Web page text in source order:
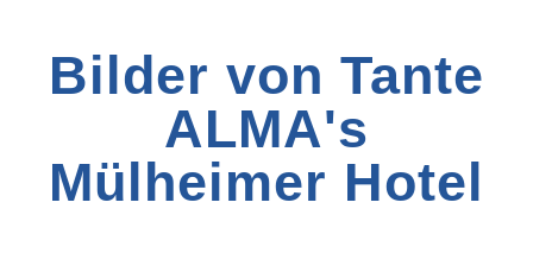
Bilder von Tante
ALMA's
Mülheimer Hotel